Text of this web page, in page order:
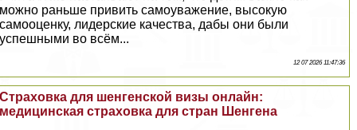
можно раньше привить самоуважение, высокую
самооценку, лидерские качества, дабы они были
успешными во всём...
12 07 2026 11:47:36
Страховка для шенгенской визы онлайн:
медицинская страховка для стран Шенгена